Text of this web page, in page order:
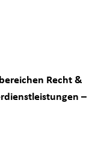
Recht &
–